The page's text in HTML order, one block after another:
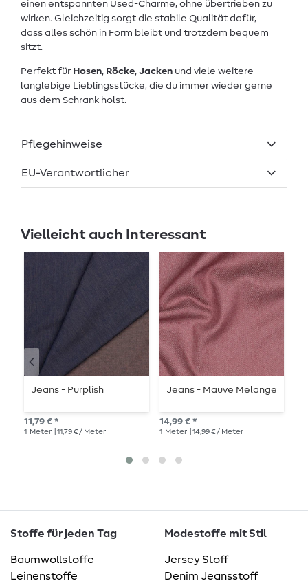
einen entspannten Used-Charme, ohne übertrieben zu
wirken. Gleichzeitig sorgt die stabile Qualität dafür,
dass alles schön in Form bleibt und trotzdem bequem
sitzt.
Perfekt für Hosen, Röcke, Jacken und viele weitere
langlebige Lieblingsstücke, die du immer wieder gerne
aus dem Schrank holst.
Pflegehinweise
EU-Verantwortlicher
Vielleicht auch Interessant
Jeans - Purplish
11,79 € *
1 Meter | 11,79 € / Meter
Jeans - Mauve Melange
14,99 € *
1 Meter | 14,99 € / Meter
Stoffe für jeden Tag
Baumwollstoffe
Leinenstoffe
Modestoffe mit Stil
Jersey Stoff
Denim Jeansstoff